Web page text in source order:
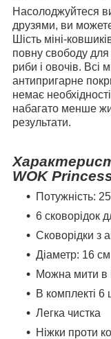
Насолоджуйтеся
друзями, ви
Шість міні-
повну свободу для
риби і овочів. Всі
антипригарне
немає
набагато менше
результати.
WOK
Потужність:
6 сковорідок
Сковорідки з
Діаметр: 16 см
Можна мити в
В комплекті 6
Легка чистка
Ніжки проти